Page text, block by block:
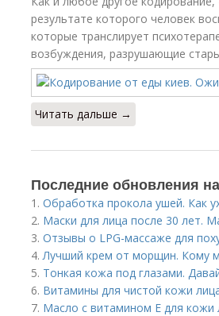
результате которого человек
которые транслирует
возбуждения, разрушающие
Читать дальше →
Последние обновления
1. Обработка прокола ушей. Как
2. Маски для лица после 30 лет.
3. Отзывы о LPG-массаже для
4.Лучший крем от морщин. Кому
5. Тонкая кожа под глазами.
6. Витамины для чистой кожи
7. Масло с витамином Е для кожи